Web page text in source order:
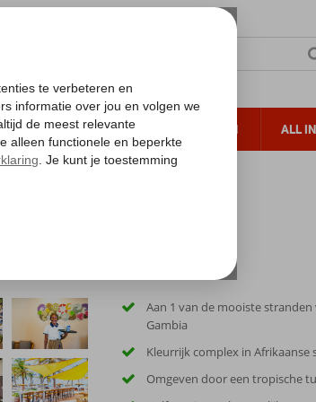
ZONVAKANTIES VERRE REIZEN ALL
Gratis annuleren*
Aan 1 van de mooiste stranden
Gambia
Kleurrijk complex in Afrikaanse
Omgeven door een tropische